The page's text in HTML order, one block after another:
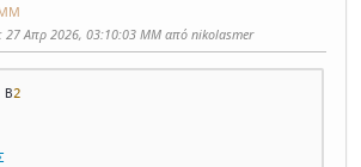
ΜΜ
: 27 Απρ 2026, 03:10:03 ΜΜ από nikolasmer
Β2